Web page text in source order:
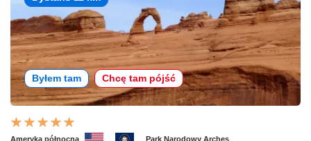
Byłem tam Chcę tam pójść
Ameryka północna Park Narodowy Arches